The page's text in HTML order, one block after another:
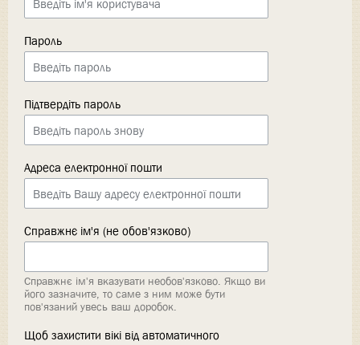
Пароль
Підтвердіть пароль
Адреса електронної пошти
Справжнє ім'я (не обов'язково)
Справжнє ім'я вказувати необов'язково. Якщо ви
його зазначите, то саме з ним може бути
пов'язаний увесь ваш доробок.
Щоб захистити вікі від автоматичного